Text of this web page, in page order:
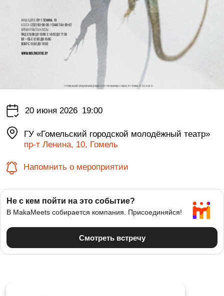
20 июня 2026 19:00
ГУ «Гомельский городской молодёжный театр»
пр-т Ленина, 10, Гомель
Напомнить о мероприятии